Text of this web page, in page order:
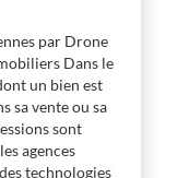
par Drone
Dans le
un bien est
sa vente ou sa
sont
agences
technologies